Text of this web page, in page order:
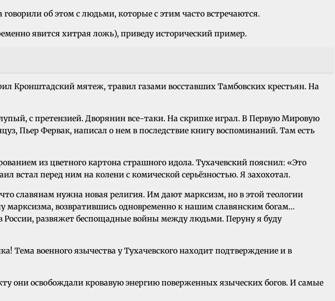
об этом с людьми, которые с этим часто встречаются.
явится хитрая ложь), приведу исторический пример.
Кронштадский мятеж, травил газами восставших Тамбовских крестьян. На
с претензией. Дворянин все-таки. На скрипке играл. В Первую Мировую
Пьер Фервак, написал о нем в последствие книгу воспоминаний. Там есть
из цветного картона страшного идола. Тухачевский пояснил: «Это
перед ним на колени с комической серьёзностью. Я захохотал.
славянам нужна новая религия. Им дают марксизм, но в этой теологии
возвратившись одновременно к нашим славянским богам…
России, развяжет беспощадные войны между людьми. Перуну я буду
Тема военного язычества у Тухачевского находит подтверждение и в
они освобождали кровавую энергию поверженных языческих богов. И самые